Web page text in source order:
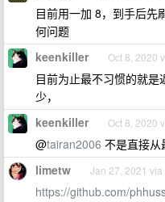
目前用一加 8，到手后先
何问题
keenkiller Oct 8, 2020
目前为止最不习惯的就
少，
keenkiller Oct 8, 2020
@tairan2006 不是直接从
limetw Jan 27, 2021
https://github.com/